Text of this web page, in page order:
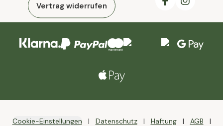
Vertrag widerrufen
Cookie-Einstellungen Datenschutz Haftung AGB